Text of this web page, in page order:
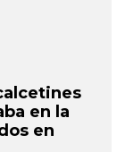
en la
en